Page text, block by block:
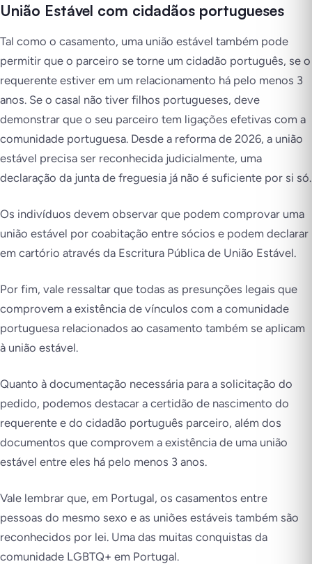
União Estável com cidadãos portugueses
Tal como o casamento, uma união estável também pode
permitir que o parceiro se torne um cidadão português, se o
requerente estiver em um relacionamento há pelo menos 3
anos. Se o casal não tiver filhos portugueses, deve
demonstrar que o seu parceiro tem ligações efetivas com a
comunidade portuguesa. Desde a reforma de 2026, a união
estável precisa ser reconhecida judicialmente, uma
declaração da junta de freguesia já não é suficiente por si só.
Os indivíduos devem observar que podem comprovar uma
união estável por coabitação entre sócios e podem declarar
em cartório através da Escritura Pública de União Estável.
Por fim, vale ressaltar que todas as presunções legais que
comprovem a existência de vínculos com a comunidade
portuguesa relacionados ao casamento também se aplicam
à união estável.
Quanto à documentação necessária para a solicitação do
pedido, podemos destacar a certidão de nascimento do
requerente e do cidadão português parceiro, além dos
documentos que comprovem a existência de uma união
estável entre eles há pelo menos 3 anos.
Vale lembrar que, em Portugal, os casamentos entre
pessoas do mesmo sexo e as uniões estáveis também são
reconhecidos por lei. Uma das muitas conquistas da
comunidade LGBTQ+ em Portugal.